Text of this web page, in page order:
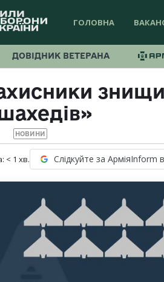
ГОЛОВНА
ДОВІДНИК ВЕТЕРАНА
НОВИНИ
< 1 хв. Слідкуйте за АрміяInform